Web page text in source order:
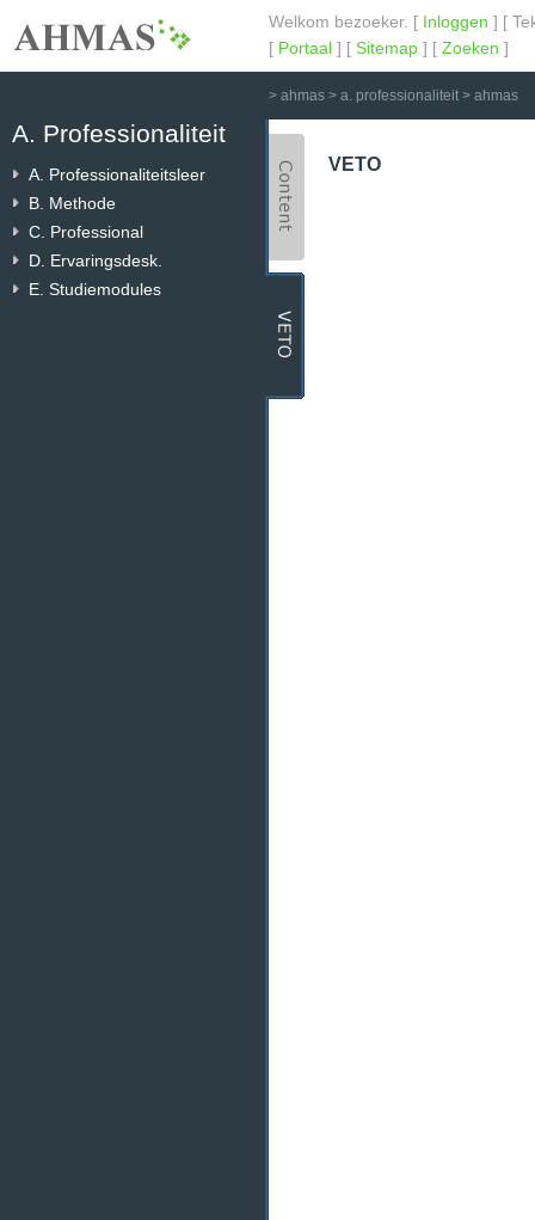
Welkom bezoeker. [ Inloggen ] [
[ Portaal ] [ Sitemap ] [ Zoeken ]
> ahmas > a. professionaliteit > ahmas
A. Professionaliteit
A. Professionaliteitsleer
B. Methode
C. Professional
D. Ervaringsdesk.
E. Studiemodules
VETO